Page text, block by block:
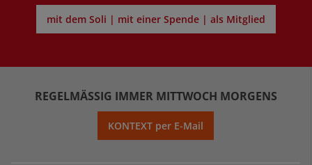
mit dem Soli | mit einer Spende | als Mitglied
REGELMÄSSIG IMMER MITTWOCH MORGENS
KONTEXT per E-Mail